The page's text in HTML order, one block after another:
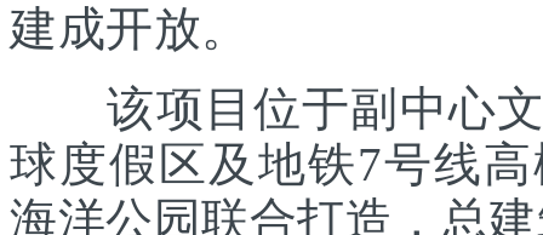
建成开放。
该项目位于副中心文
球度假区及地铁7号线
海洋公园联合打造，总